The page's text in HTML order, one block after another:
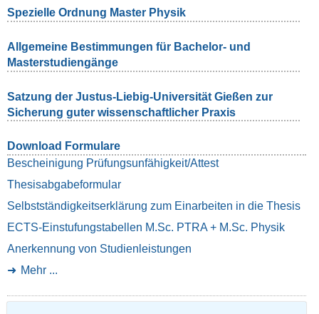
Spezielle Ordnung Master Physik
Allgemeine Bestimmungen für Bachelor- und
Masterstudiengänge
Satzung der Justus-Liebig-Universität Gießen zur
Sicherung guter wissenschaftlicher Praxis
Download Formulare
Bescheinigung Prüfungsunfähigkeit/Attest
Thesisabgabeformular
Selbstständigkeitserklärung zum Einarbeiten in die Thesis
ECTS-Einstufungstabellen M.Sc. PTRA + M.Sc. Physik
Anerkennung von Studienleistungen
Mehr ...